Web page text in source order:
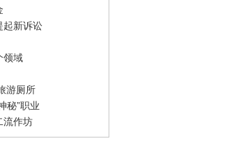
起新诉讼
领域
游厕所
秘”职业
流作坊